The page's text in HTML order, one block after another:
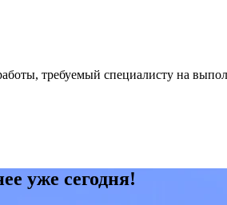
требуемый специалисту на
уже сегодня!